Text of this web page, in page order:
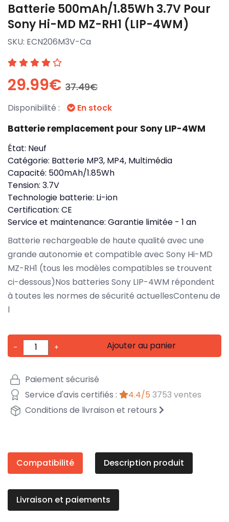
Batterie 500mAh/1.85Wh 3.7V Pour
Sony Hi-MD MZ-RH1 (LIP-4WM)
SKU: ECN206M3V-Ca
29.99€ 37.49€
Disponibilité : En stock
Batterie remplacement pour Sony LIP-4WM
État: Neuf
Catégorie: Batterie MP3, MP4, Multimédia
Capacité: 500mAh/1.85Wh
Tension: 3.7V
Technologie batterie: Li-ion
Certification: CE
Service et maintenance: Garantie limitée - 1 an
Batterie rechargeable de haute qualité avec une
grande autonomie et compatible avec Sony Hi-MD
MZ-RH1 (tous les modèles compatibles se trouvent
ci-dessous)Nos batteries Sony LIP-4WM répondent
à toutes les normes de sécurité actuellesContenu de
l
- + Ajouter au panier
Paiement sécurisé
Service d'avis certifiés :
4.4/5 3753 ventes
Conditions de livraison et retours
Compatibilité Description produit
Livraison et paiements